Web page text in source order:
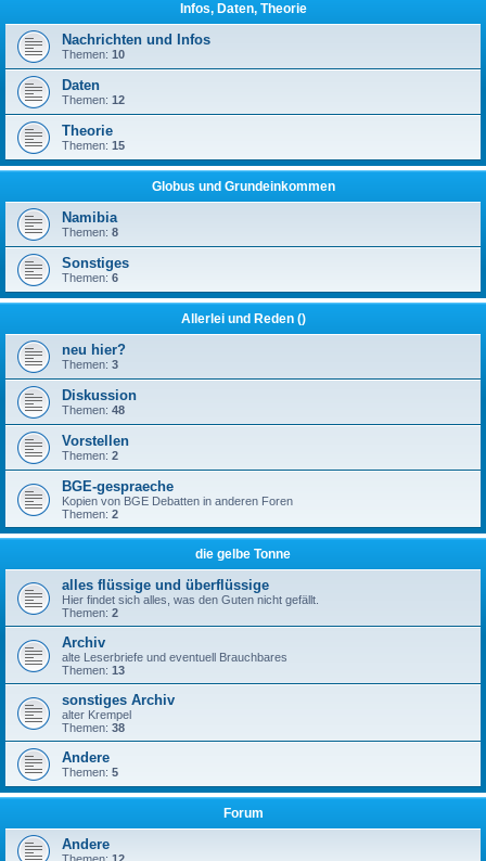
Infos, Daten, Theorie
Nachrichten und Infos
Themen: 10
Daten
Themen: 12
Theorie
Themen: 15
Globus und Grundeinkommen
Namibia
Themen: 8
Sonstiges
Themen: 6
Allerlei und Reden ()
neu hier?
Themen: 3
Diskussion
Themen: 48
Vorstellen
Themen: 2
BGE-gespraeche
Kopien von BGE Debatten in anderen Foren
Themen: 2
die gelbe Tonne
alles flüssige und überflüssige
Hier findet sich alles, was den Guten nicht gefällt.
Themen: 2
Archiv
alte Leserbriefe und eventuell Brauchbares
Themen: 13
sonstiges Archiv
alter Krempel
Themen: 38
Andere
Themen: 5
Forum
Andere